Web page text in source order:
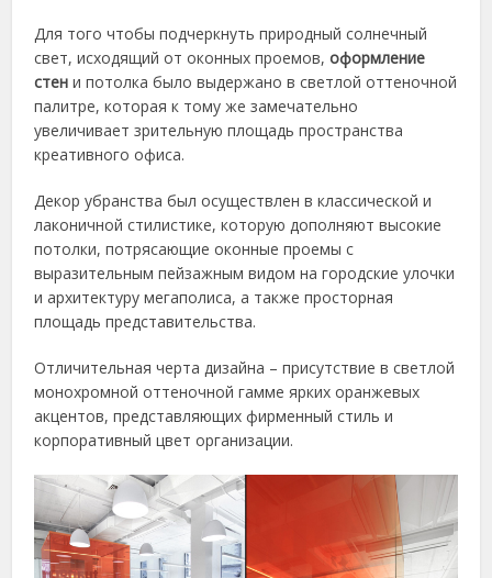
Для того чтобы подчеркнуть природный солнечный
свет, исходящий от оконных проемов,оформление
стен и потолка было выдержано в светлой оттеночной
палитре, которая к тому же замечательно
увеличивает зрительную площадь пространства
креативного офиса.
Декор убранства был осуществлен в классической и
лаконичной стилистике, которую дополняют высокие
потолки, потрясающие оконные проемы с
выразительным пейзажным видом на городские улочки
и архитектуру мегаполиса, а также просторная
площадь представительства.
Отличительная черта дизайна – присутствие в светлой
монохромной оттеночной гамме ярких оранжевых
акцентов, представляющих фирменный стиль и
корпоративный цвет организации.